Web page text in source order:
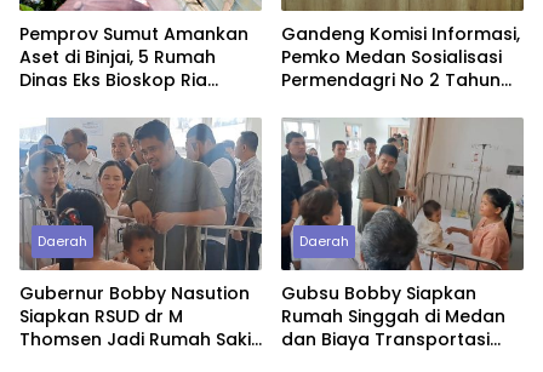
Pemprov Sumut Amankan
Aset di Binjai, 5 Rumah
Dinas Eks Bioskop Ria
Gandeng Komisi Informasi,
Pemko Medan Sosialisasi
Permendagri No 2 Tahun
Daerah
Gubernur Bobby Nasution
Siapkan RSUD dr M
Thomsen Jadi Rumah Sakit
Daerah
Gubsu Bobby Siapkan
Rumah Singgah di Medan
dan Biaya Transportasi